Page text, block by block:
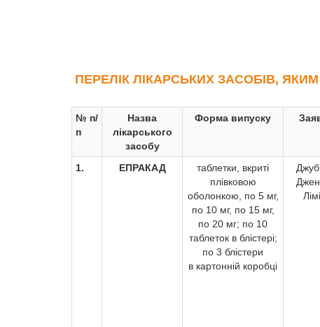
ПЕРЕЛІК ЛІКАРСЬКИХ ЗАСОБІВ,
№ п/
п
Назва
лікарського
засобу
Форма випуску
1. ЕПРАКАД
таблетки, вкриті
плівковою
оболонкою, по 5 мг,
по 10 мг, по 15 мг,
по 20 мг; по 10
таблеток в блістері;
по 3 блістери
в картонній коробці